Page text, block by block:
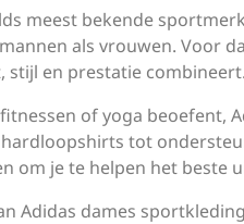
meest bekende
als vrouwen. Voor
en prestatie combineert.
of yoga beoefent,
tot
om je te helpen het beste
Adidas dames